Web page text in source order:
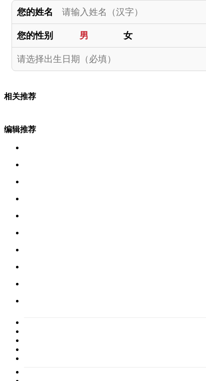
您的姓名
您的性别 男 女
相关推荐
编辑推荐